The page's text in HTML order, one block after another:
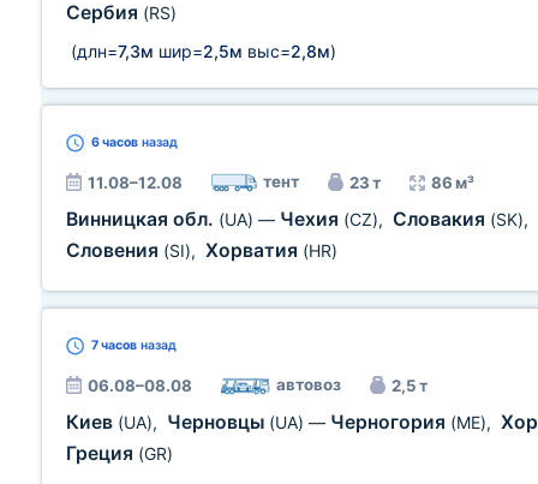
Сербия (RS)
(длн=7,3м шир=2,5м выс=2,8м)
6 часов назад
11.08–12.08 тент 23 т 86 м³
Винницкая обл. (UA) — Чехия (CZ), Словакия (SK),
Словения (SI), Хорватия (HR)
7 часов назад
06.08–08.08 автовоз 2,5 т
Киев (UA), Черновцы (UA) — Черногория (ME),
Греция (GR)